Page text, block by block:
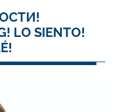
LO SIENTO!